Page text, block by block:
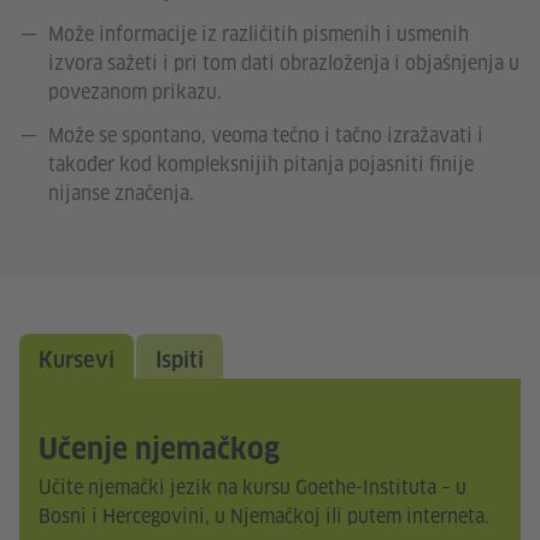
Može informacije iz različitih pismenih i usmenih
izvora sažeti i pri tom dati obrazloženja i objašnjenja u
povezanom prikazu.
Može se spontano, veoma tečno i tačno izražavati i
također kod kompleksnijih pitanja pojasniti finije
nijanse značenja.
Kursevi Ispiti
Učenje njemačkog
Učite njemački jezik na kursu Goethe-Instituta – u
Bosni i Hercegovini, u Njemačkoj ili putem interneta.